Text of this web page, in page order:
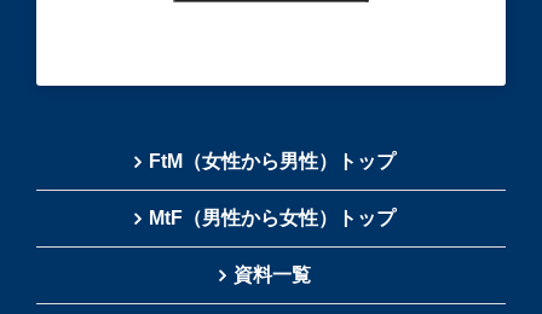
FtM（女性から男性）トップ
MtF（男性から女性）トップ
資料一覧